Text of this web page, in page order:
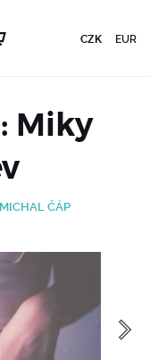
CZK EUR
Miky
MICHAL ČÁP